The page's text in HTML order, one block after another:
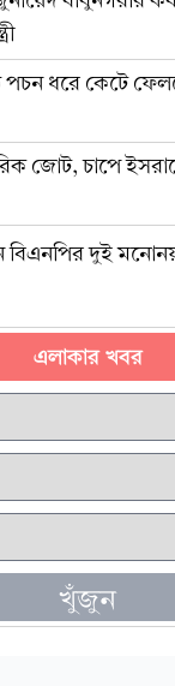
ধরে কেটে
জোট, চাপে
বিএনপির দুই
এলাকার খবর
খুঁজুন